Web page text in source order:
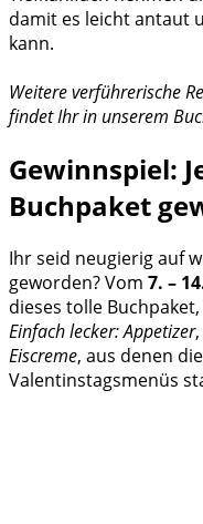
damit es leicht antaut
kann.
Weitere verführerische
findet Ihr in unserem
Gewinnspiel:
Buchpaket
Ihr seid neugierig auf
geworden? Vom 7. –
dieses tolle
Einfach lecker: Appetizer,
Eiscreme, aus denen
Valentinstagsmenüs